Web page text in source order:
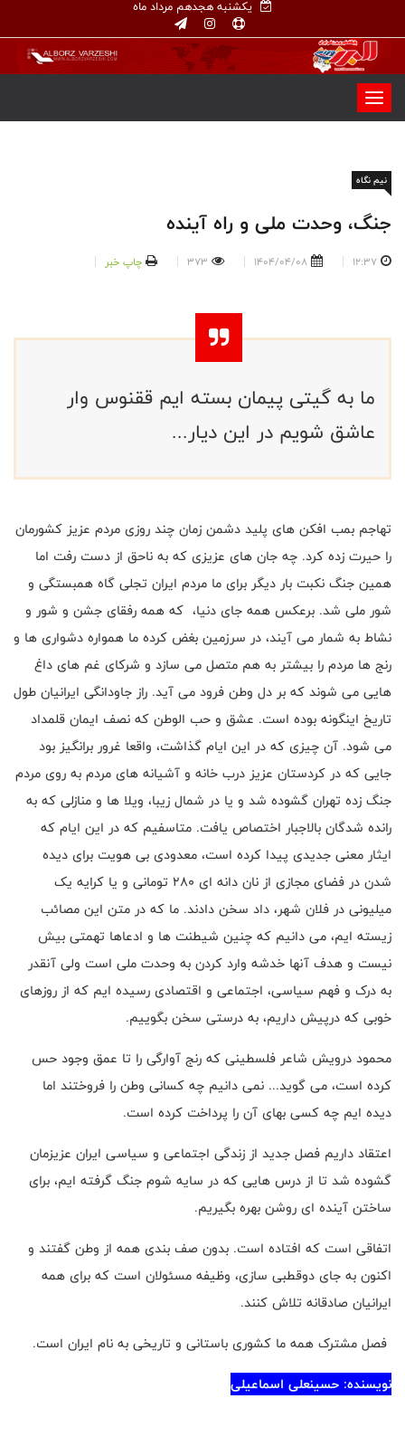
یکشنبه هجدهم مرداد ماه
نیم نگاه
جنگ، وحدت ملی و راه آینده
12:37
1404/04/08
373 چاپ خبر
ما به گیتی پیمان بسته ایم ققنوس وار
عاشق شویم در این دیار...
تهاجم بمب افکن های پلید دشمن زمان چند روزی مردم عزیز کشورمان
را حیرت زده کرد. چه جان های عزیزی که به ناحق از دست رفت اما
همین جنگ نکبت بار دیگر برای ما مردم ایران تجلی گاه همبستگی و
شور ملی شد. برعکس همه جای دنیا، که همه رفقای جشن و شور و
نشاط به شمار می آیند، در سرزمین بغض کرده ما همواره دشواری ها و
رنج ها مردم را بیشتر به هم متصل می سازد و شرکای غم های داغ
هایی می شوند که بر دل وطن فرود می آید. راز جاودانگی ایرانیان طول
تاریخ اینگونه بوده است. عشق و حب الوطن که نصف ایمان قلمداد
می شود. آن چیزی که در این ایام گذاشت، واقعا غرور برانگیز بود
جایی که در کردستان عزیز درب خانه و آشیانه های مردم به روی مردم
جنگ زده تهران گشوده شد و یا در شمال زیبا، ویلا ها و منازلی که به
رانده شدگان بالاجبار اختصاص یافت. متاسفیم که در این ایام که
ایثار معنی جدیدی پیدا کرده است، معدودی بی هویت برای دیده
شدن در فضای مجازی از نان دانه ای 280 تومانی و یا کرایه یک
میلیونی در فلان شهر، داد سخن دادند. ما که در متن این مصائب
زیسته ایم، می دانیم که چنین شیطنت ها و ادعاها تهمتی بیش
نیست و هدف آنها خدشه وارد کردن به وحدت ملی است ولی آنقدر
به درک و فهم سیاسی، اجتماعی و اقتصادی رسیده ایم که از روزهای
خوبی که درپیش داریم، به درستی سخن بگوییم.
محمود درویش شاعر فلسطینی که رنج آوارگی را تا عمق وجود حس
کرده است، می گوید... نمی دانیم چه کسانی وطن را فروختند اما
دیده ایم چه کسی بهای آن را پرداخت کرده است.
اعتقاد داریم فصل جدید از زندگی اجتماعی و سیاسی ایران عزیزمان
گشوده شد تا از درس هایی که در سایه شوم جنگ گرفته ایم، برای
ساختن آینده ای روشن بهره بگیریم.
اتفاقی است که افتاده است. بدون صف بندی همه از وطن گفتند و
اکنون به جای دوقطبی سازی، وظیفه مسئولان است که برای همه
ایرانیان صادقانه تلاش کنند.
فصل مشترک همه ما کشوری باستانی و تاریخی به نام ایران است.
نویسنده: حسینعلی اسماعیلی